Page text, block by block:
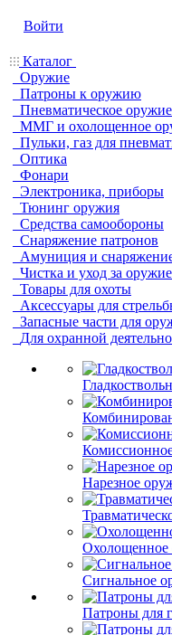
Войти
Каталог
Оружие
Патроны к оружию
Пневматическое оружие
ММГ и охолощенное
Пульки, газ для
Оптика
Фонари
Электроника, приборы
Тюнинг оружия
Средства самообороны
Снаряжение патронов
Амуниция и
Чистка и уход за
Товары для охоты
Аксессуары для
Запасные части для
Для охранной
Нарезное
Охолощенное
Сигнальное
Патроны для